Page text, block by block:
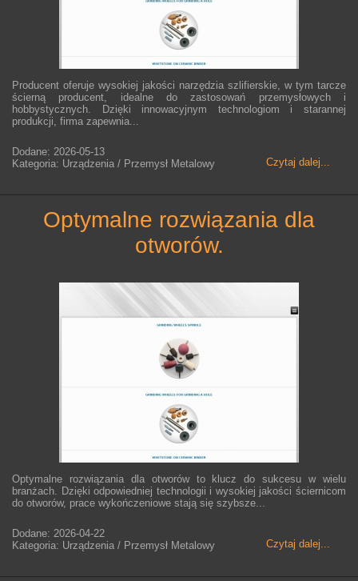
Producent oferuje wysokiej jakości narzędzia szlifierskie, w tym tarcze
ścierną producent, idealne do zastosowań przemysłowych i
hobbystycznych. Dzięki innowacyjnym technologiom i starannej
produkcji, firma zapewnia...
Czytaj dalej...
Dodane: 2026-05-13
Kategoria: Urządzenia / Przemysł Metalowy
optymalne rozwiązania dla
otworów.
Optymalne rozwiązania dla otworów to klucz do sukcesu w wielu
branżach. Dzięki odpowiedniej technologii i wysokiej jakości ściernicom
do otworów, prace wykończeniowe stają się szybsze...
Czytaj dalej...
Dodane: 2026-04-22
Kategoria: Urządzenia / Przemysł Metalowy